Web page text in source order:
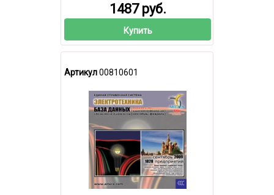
1487 руб.
Купить
Артикул00810601